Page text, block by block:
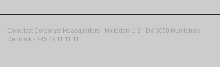
Coloplast Corporate Headquarters - Holtedam 1-3 - DK 3050 Humlebæk -
Denmark - +45 49 11 11 11